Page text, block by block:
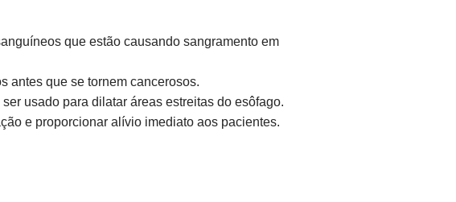
que estão causando sangramento em
antes que se tornem cancerosos.
usado para dilatar áreas estreitas do esôfago.
e proporcionar alívio imediato aos pacientes.